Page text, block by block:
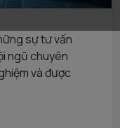
sự tư vấn
ngũ chuyên
và được